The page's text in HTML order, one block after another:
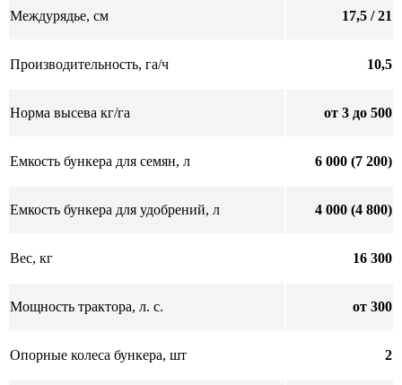
Междурядье, см 17,5 / 21
Производительность, га/ч 10,5
Норма высева кг/га от 3 до 500
Емкость бункера для семян, л 6 000 (7 200)
Емкость бункера для удобрений, л 4 000 (4 800)
Вес, кг 16 300
Мощность трактора, л. с. от 300
Опорные колеса бункера, шт 2